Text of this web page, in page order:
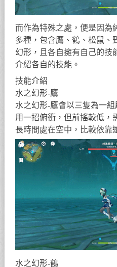
而作為特殊之處，便是因為
多種，包含鷹、鶴、松鼠、
幻形，且各自擁有自己的技
介紹各自的技能。
技能介紹
水之幻形-鷹
水之幻形-鷹會以三隻為一
用一招俯衝，但前搖較低，
長時間處在空中，比較依靠
水之幻形-鶴